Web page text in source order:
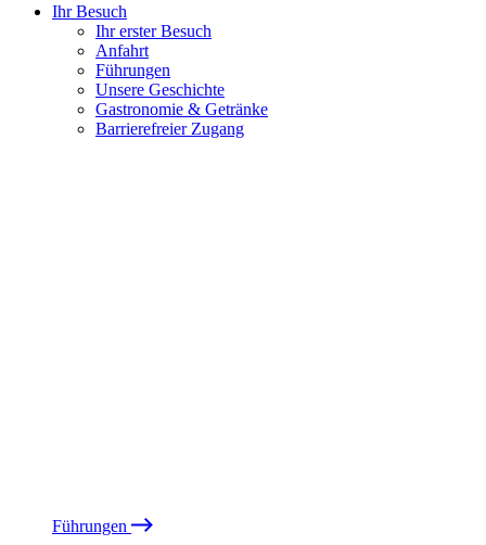
Ihr Besuch
Ihr erster Besuch
Anfahrt
Führungen
Unsere Geschichte
Gastronomie & Getränke
Barrierefreier Zugang
Führungen